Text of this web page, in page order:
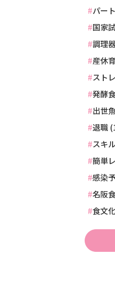
パー
国家
調理
産休
スト
発酵
出世
退職
スキ
簡単
感染
名阪
食文